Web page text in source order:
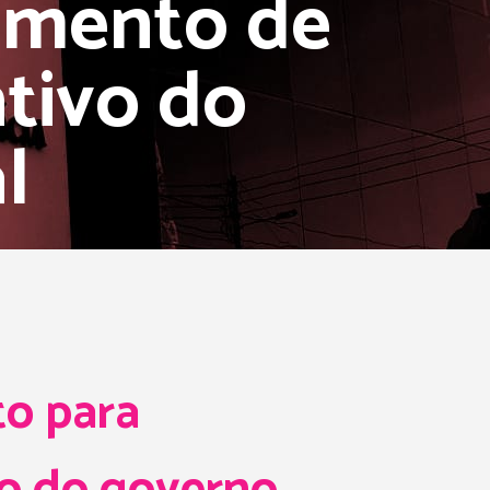
de
do
para